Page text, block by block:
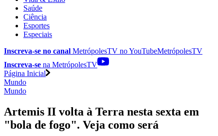
Saúde
Ciência
Esportes
Especiais
Inscreva-se no canal MetrópolesTV noYouTubeMetrópolesTV
Inscreva-se na MetrópolesTV
Página Inicial
Mundo
Mundo
Artemis II volta à Terra nesta sexta em
"bola de fogo". Veja como será